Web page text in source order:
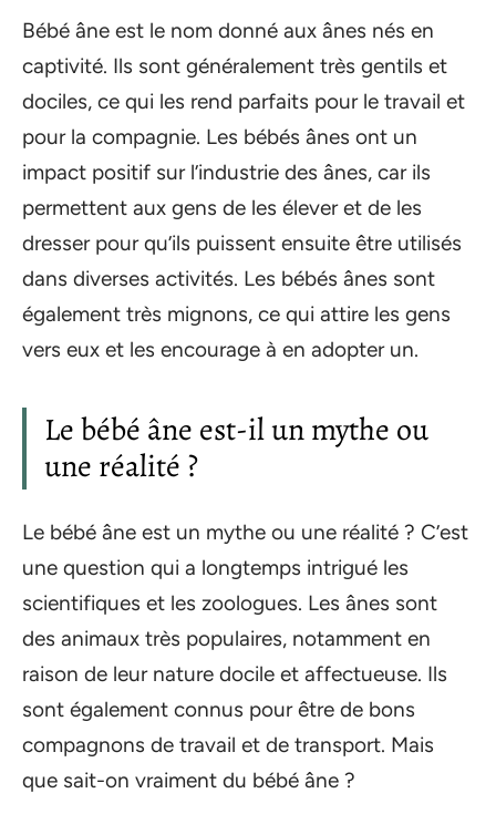
Bébé âne est le nom donné aux ânes nés en
captivité. Ils sont généralement très gentils et
dociles, ce qui les rend parfaits pour le travail et
pour la compagnie. Les bébés ânes ont un
impact positif sur l’industrie des ânes, car ils
permettent aux gens de les élever et de les
dresser pour qu’ils puissent ensuite être utilisés
dans diverses activités. Les bébés ânes sont
également très mignons, ce qui attire les gens
vers eux et les encourage à en adopter un.
Le bébé âne est-il un mythe ou
une réalité ?
Le bébé âne est un mythe ou une réalité ? C’est
une question qui a longtemps intrigué les
scientifiques et les zoologues. Les ânes sont
des animaux très populaires, notamment en
raison de leur nature docile et affectueuse. Ils
sont également connus pour être de bons
compagnons de travail et de transport. Mais
que sait-on vraiment du bébé âne ?